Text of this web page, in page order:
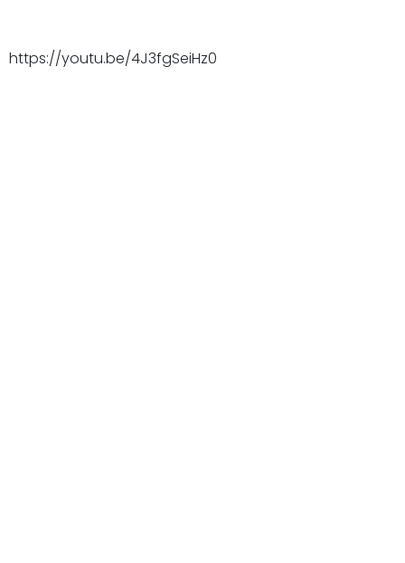
https://youtu.be/4J3fgSeiHz0